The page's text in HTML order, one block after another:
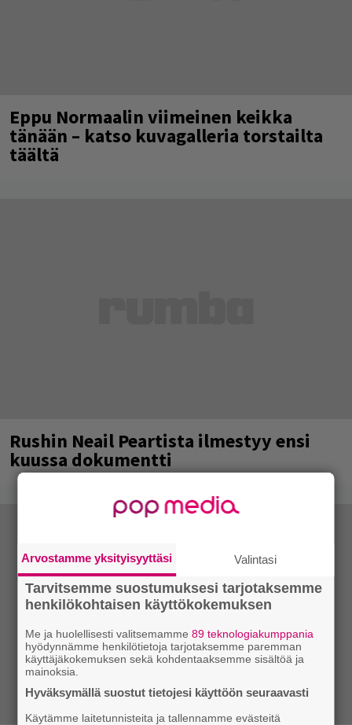
Eppu Normaalin viimeinen keikka
tänään – katso kuvagalleria torstailta
täältä
Rushin Neail Peartista ilmestyy ensi
kuussa dokumentti
Arvostamme yksityisyyttäsi Valintasi
Tarvitsemme suostumuksesi tarjotaksemme
henkilökohtaisen käyttökokemuksen
Me ja huolellisesti valitsemamme89 teknologiakumppania
hyödynnämme henkilötietoja tarjotaksemme paremman
käyttäjäkokemuksen sekä kohdentaaksemme sisältöä ja
mainoksia.
Hyväksymällä suostut tietojesi käyttöön seuraavasti
Käytämme laitetunnisteita ja tallennamme evästeitä